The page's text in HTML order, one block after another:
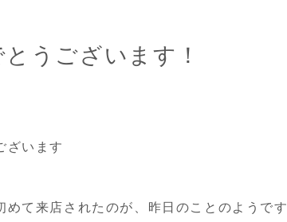
うございます！
ざいます
て来店されたのが、昨日のことのようです